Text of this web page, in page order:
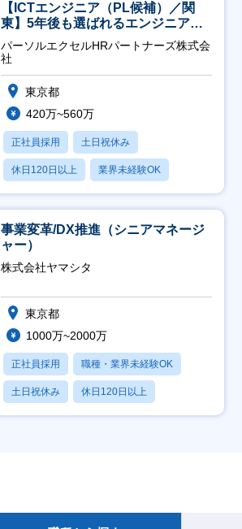
【ICTエンジニア（PL候補）／関
東】5年後も選ばれるエンジニアへ
／チーム運営・体制構築
パーソルエクセルHRパートナーズ株式会
社
東京都
420万~560万
正社員採用 土日祝休み
休日120日以上 業界未経験OK
月残業20時間以内
事業変革/DX推進（シニアマネージ
ャー）
株式会社ヤマシタ
東京都
1000万~2000万
正社員採用 職種・業界未経験OK
土日祝休み 休日120日以上
産休・育休あり